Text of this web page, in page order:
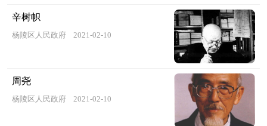
辛树帜
杨陵区人民政府 2021-02-10
周尧
杨陵区人民政府 2021-02-10